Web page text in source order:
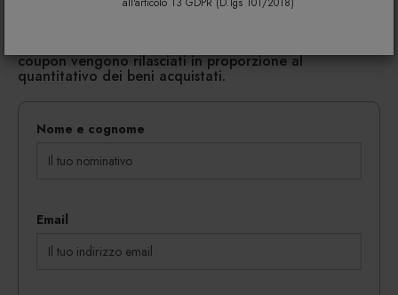
informazioni su colori, materiali e disponibilità.
coupon vengono rilasciati in proporzione al
quantitativo dei beni acquistati.
Nome e cognome
Email